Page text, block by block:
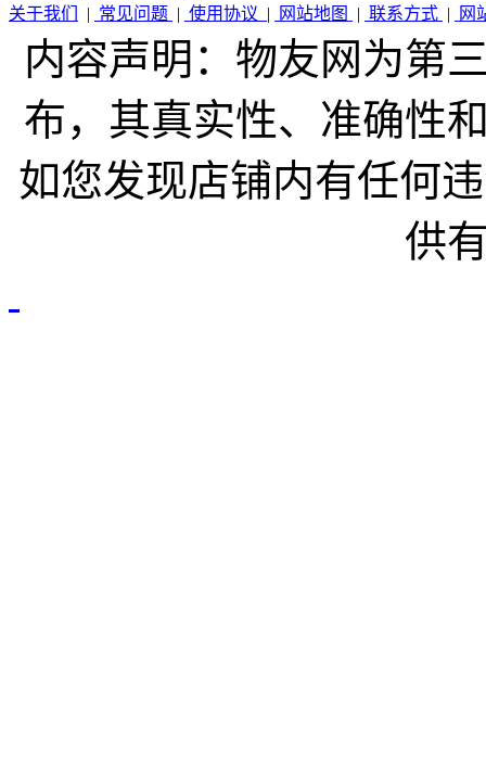
关于我们 | 常见问题 | 使用协议 | 网站地图 | 联系方式 | 网
内容声明：物友网为第
布，其真实性、准确性
如您发现店铺内有任何
供